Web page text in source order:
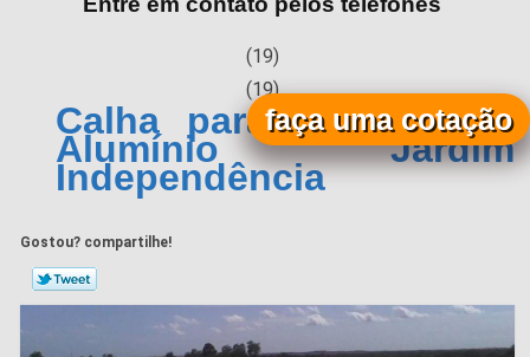
(19)
(19)
Calha para Telhado de
Alumínio Jardim
Independência
Gostou? compartilhe!
faça uma cotação